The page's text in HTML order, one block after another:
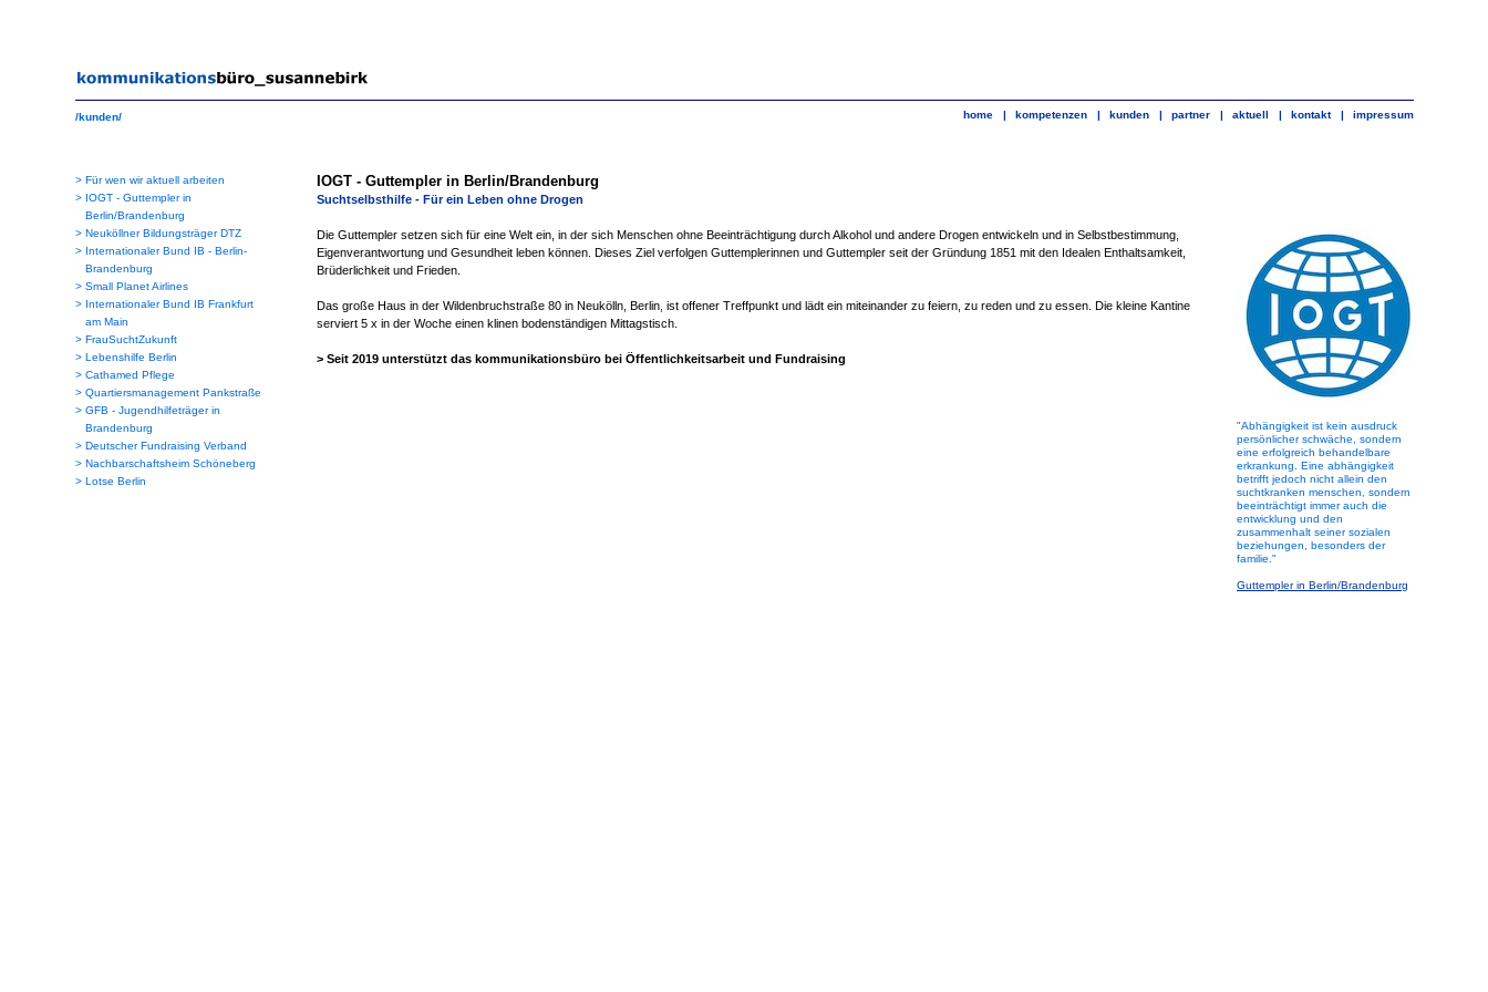
/kunden/ home | kompetenzen | kunden | partner | aktuell | kontakt | impressum
> Für wen wir aktuell arbeiten
> IOGT - Guttempler in
Berlin/Brandenburg
> Neuköllner Bildungsträger DTZ
> Internationaler Bund IB - Berlin-
Brandenburg
> Small Planet Airlines
> Internationaler Bund IB Frankfurt
am Main
> FrauSuchtZukunft
> Lebenshilfe Berlin
> Cathamed Pflege
> Quartiersmanagement Pankstraße
> GFB - Jugendhilfeträger in
Brandenburg
> Deutscher Fundraising Verband
> Nachbarschaftsheim Schöneberg
> Lotse Berlin
IOGT - Guttempler in Berlin/Brandenburg
Suchtselbsthilfe - Für ein Leben ohne Drogen
Die Guttempler setzen sich für eine Welt ein, in der sich Menschen ohne Beeinträchtigung durch Alkohol und andere Drogen entwickeln und in Selbstbestimmung,
Eigenverantwortung und Gesundheit leben können. Dieses Ziel verfolgen Guttemplerinnen und Guttempler seit der Gründung 1851 mit den Idealen Enthaltsamkeit,
Brüderlichkeit und Frieden.
Das große Haus in der Wildenbruchstraße 80 in Neukölln, Berlin, ist offener Treffpunkt und lädt ein miteinander zu feiern, zu reden und zu essen. Die kleine Kantine
serviert 5 x in der Woche einen klinen bodenständigen Mittagstisch.
> Seit 2019 unterstützt das kommunikationsbüro bei Öffentlichkeitsarbeit und Fundraising
"Abhängigkeit ist kein ausdruck
persönlicher schwäche, sondern
eine erfolgreich behandelbare
erkrankung. Eine abhängigkeit
betrifft jedoch nicht allein den
suchtkranken menschen, sondern
beeinträchtigt immer auch die
entwicklung und den
zusammenhalt seiner sozialen
beziehungen, besonders der
familie."
Guttempler in Berlin/Brandenburg